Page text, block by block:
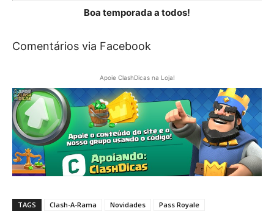
Boa temporada a todos!
Comentários via Facebook
Apoie ClashDicas na Loja!
TAGS Clash-A-Rama Novidades Pass Royale